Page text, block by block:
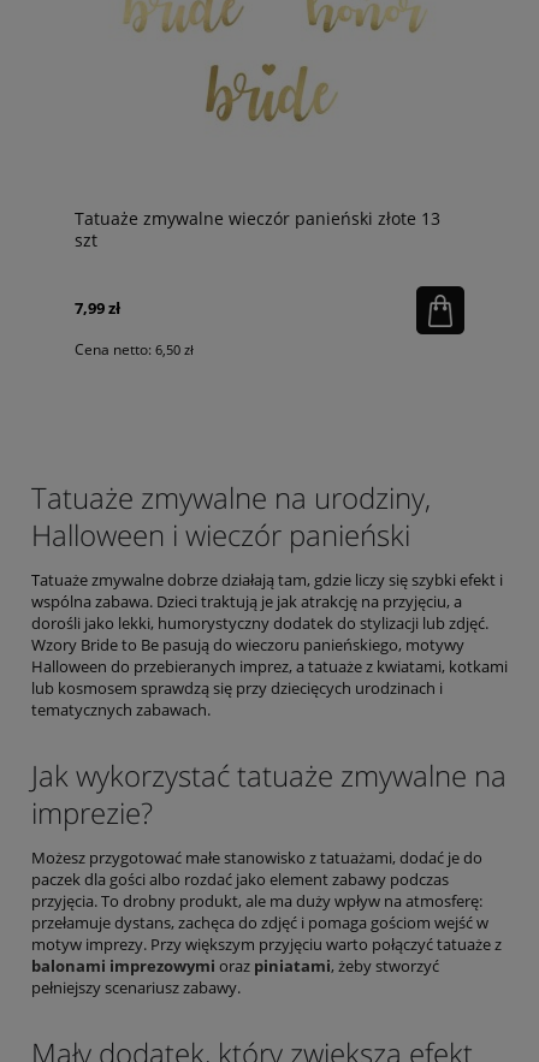
Tatuaże zmywalne wieczór panieński złote 13
szt
7,99 zł
Cena netto: 6,50 zł
Tatuaże zmywalne na urodziny,
Halloween i wieczór panieński
Tatuaże zmywalne dobrze działają tam, gdzie liczy się szybki efekt i
wspólna zabawa. Dzieci traktują je jak atrakcję na przyjęciu, a
dorośli jako lekki, humorystyczny dodatek do stylizacji lub zdjęć.
Wzory Bride to Be pasują do wieczoru panieńskiego, motywy
Halloween do przebieranych imprez, a tatuaże z kwiatami, kotkami
lub kosmosem sprawdzą się przy dziecięcych urodzinach i
tematycznych zabawach.
Jak wykorzystać tatuaże zmywalne na
imprezie?
Możesz przygotować małe stanowisko z tatuażami, dodać je do
paczek dla gości albo rozdać jako element zabawy podczas
przyjęcia. To drobny produkt, ale ma duży wpływ na atmosferę:
przełamuje dystans, zachęca do zdjęć i pomaga gościom wejść w
motyw imprezy. Przy większym przyjęciu warto połączyć tatuaże z
balonami imprezowymi oraz piniatami, żeby stworzyć
pełniejszy scenariusz zabawy.
Mały dodatek, który zwiększa efekt